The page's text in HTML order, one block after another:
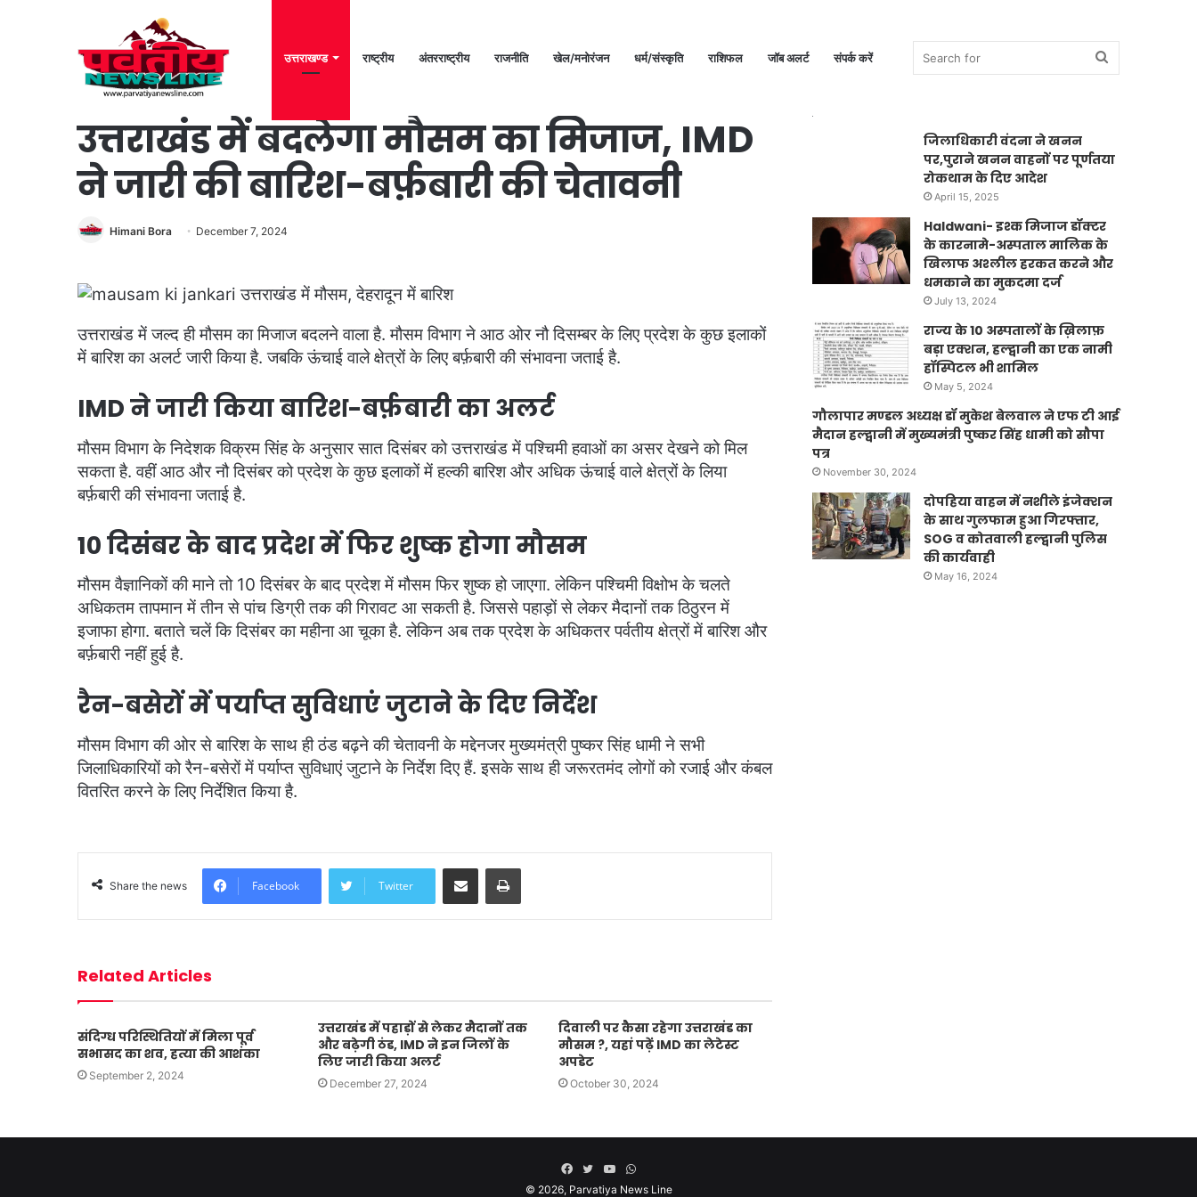
उत्तराखण्ड राष्ट्रीय अंतरराष्ट्रीय राजनीति खेल/मनोरंजन धर्म/संस्कृति राशिफल जॉब अलर्ट संपर्क करें
Home/उत्तराखण्ड/उत्तराखंड में बदलेगा मौसम का मिजाज, IMD ने जारी की बारिश-बर्फ़बारी की चेतावनी
उत्तराखंड में बदलेगा मौसम का मिजाज, IMD
ने जारी की बारिश-बर्फ़बारी की चेतावनी
Himani Bora December 7, 2024
उत्तराखंड में जल्द ही मौसम का मिजाज बदलने वाला है. मौसम विभाग ने आठ ओर नौ दिसम्बर के लिए प्रदेश के कुछ इलाकों
में बारिश का अलर्ट जारी किया है. जबकि ऊंचाई वाले क्षेत्रों के लिए बर्फ़बारी की संभावना जताई है.
IMD ने जारी किया बारिश-बर्फ़बारी का अलर्ट
मौसम विभाग के निदेशक विक्रम सिंह के अनुसार सात दिसंबर को उत्तराखंड में पश्चिमी हवाओं का असर देखने को मिल
सकता है. वहीं आठ और नौ दिसंबर को प्रदेश के कुछ इलाकों में हल्की बारिश और अधिक ऊंचाई वाले क्षेत्रों के लिया
बर्फ़बारी की संभावना जताई है.
10 दिसंबर के बाद प्रदेश में फिर शुष्क होगा मौसम
मौसम वैज्ञानिकों की माने तो 10 दिसंबर के बाद प्रदेश में मौसम फिर शुष्क हो जाएगा. लेकिन पश्चिमी विक्षोभ के चलते
अधिकतम तापमान में तीन से पांच डिग्री तक की गिरावट आ सकती है. जिससे पहाड़ों से लेकर मैदानों तक ठिठुरन में
इजाफा होगा. बताते चलें कि दिसंबर का महीना आ चूका है. लेकिन अब तक प्रदेश के अधिकतर पर्वतीय क्षेत्रों में बारिश और
बर्फ़बारी नहीं हुई है.
रैन-बसेरों में पर्याप्त सुविधाएं जुटाने के दिए निर्देश
मौसम विभाग की ओर से बारिश के साथ ही ठंड बढ़ने की चेतावनी के मद्देनजर मुख्यमंत्री पुष्कर सिंह धामी ने सभी
जिलाधिकारियों को रैन-बसेरों में पर्याप्त सुविधाएं जुटाने के निर्देश दिए हैं. इसके साथ ही जरूरतमंद लोगों को रजाई और कंबल
वितरित करने के लिए निर्देशित किया है.
Share the news Facebook Twitter
Share via Email Print
Related Articles
संदिग्ध परिस्थितियों में मिला पूर्व
सभासद का शव, हत्या की आशंका
September 2, 2024
उत्तराखंड में पहाड़ों से लेकर मैदानों तक
और बढ़ेगी ठंड, IMD ने इन जिलों के
लिए जारी किया अलर्ट
December 27, 2024
दिवाली पर कैसा रहेगा उत्तराखंड का
मौसम ?, यहां पढ़ें IMD का लेटेस्ट
अपडेट
October 30, 2024
जिलाधिकारी वंदना ने खनन
पर,पुराने खनन वाहनों पर पूर्णतया
रोकथाम के दिए आदेश
April 15, 2025
Haldwani- इश्क मिजाज डॉक्टर
के कारनामे-अस्पताल मालिक के
खिलाफ अश्लील हरकत करने और
धमकाने का मुकदमा दर्ज
July 13, 2024
राज्य के 10 अस्पतालों के ख़िलाफ़
बड़ा एक्शन, हल्द्वानी का एक नामी
हॉस्पिटल भी शामिल
May 5, 2024
गौलापार मण्डल अध्यक्ष डॉ मुकेश बेलवाल ने एफ टी आई
मैदान हल्द्वानी में मुख्यमंत्री पुष्कर सिंह धामी को सौपा
पत्र
November 30, 2024
दोपहिया वाहन में नशीले इंजेक्शन
के साथ गुलफाम हुआ गिरफ्तार,
SOG व कोतवाली हल्द्वानी पुलिस
की कार्यवाही
May 16, 2024
Facebook
TwitterYouTubeWhatsApp
© 2026, Parvatiya News Line